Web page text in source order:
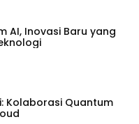
AI, Inovasi Baru yang
Kolaborasi Quantum